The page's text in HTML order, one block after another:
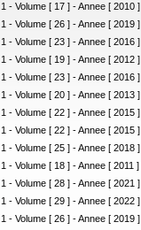
1 - Volume [ 17 ] - Annee [ 2010 ]
1 - Volume [ 26 ] - Annee [ 2019 ]
1 - Volume [ 23 ] - Annee [ 2016 ]
1 - Volume [ 19 ] - Annee [ 2012 ]
1 - Volume [ 23 ] - Annee [ 2016 ]
1 - Volume [ 20 ] - Annee [ 2013 ]
1 - Volume [ 22 ] - Annee [ 2015 ]
1 - Volume [ 22 ] - Annee [ 2015 ]
1 - Volume [ 25 ] - Annee [ 2018 ]
1 - Volume [ 18 ] - Annee [ 2011 ]
1 - Volume [ 28 ] - Annee [ 2021 ]
1 - Volume [ 29 ] - Annee [ 2022 ]
1 - Volume [ 26 ] - Annee [ 2019 ]